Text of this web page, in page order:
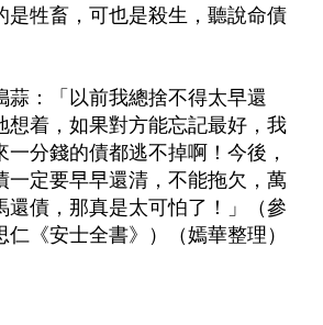
是牲畜，可也是殺生，聽說命債
蒜：「以前我總捨不得太早還
想着，如果對方能忘記最好，我
分錢的債都逃不掉啊！今後，
一定要早早還清，不能拖欠，萬
還債，那真是太可怕了！」（參
《安士全書》）（嫣華整理）